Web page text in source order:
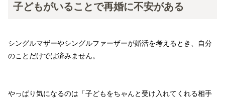
子どもがいることで再婚に不安がある
シングルマザーやシングルファーザーが婚活を考えるとき、自分
のことだけでは済みません。
やっぱり気になるのは「子どもをちゃんと受け入れてくれる相手